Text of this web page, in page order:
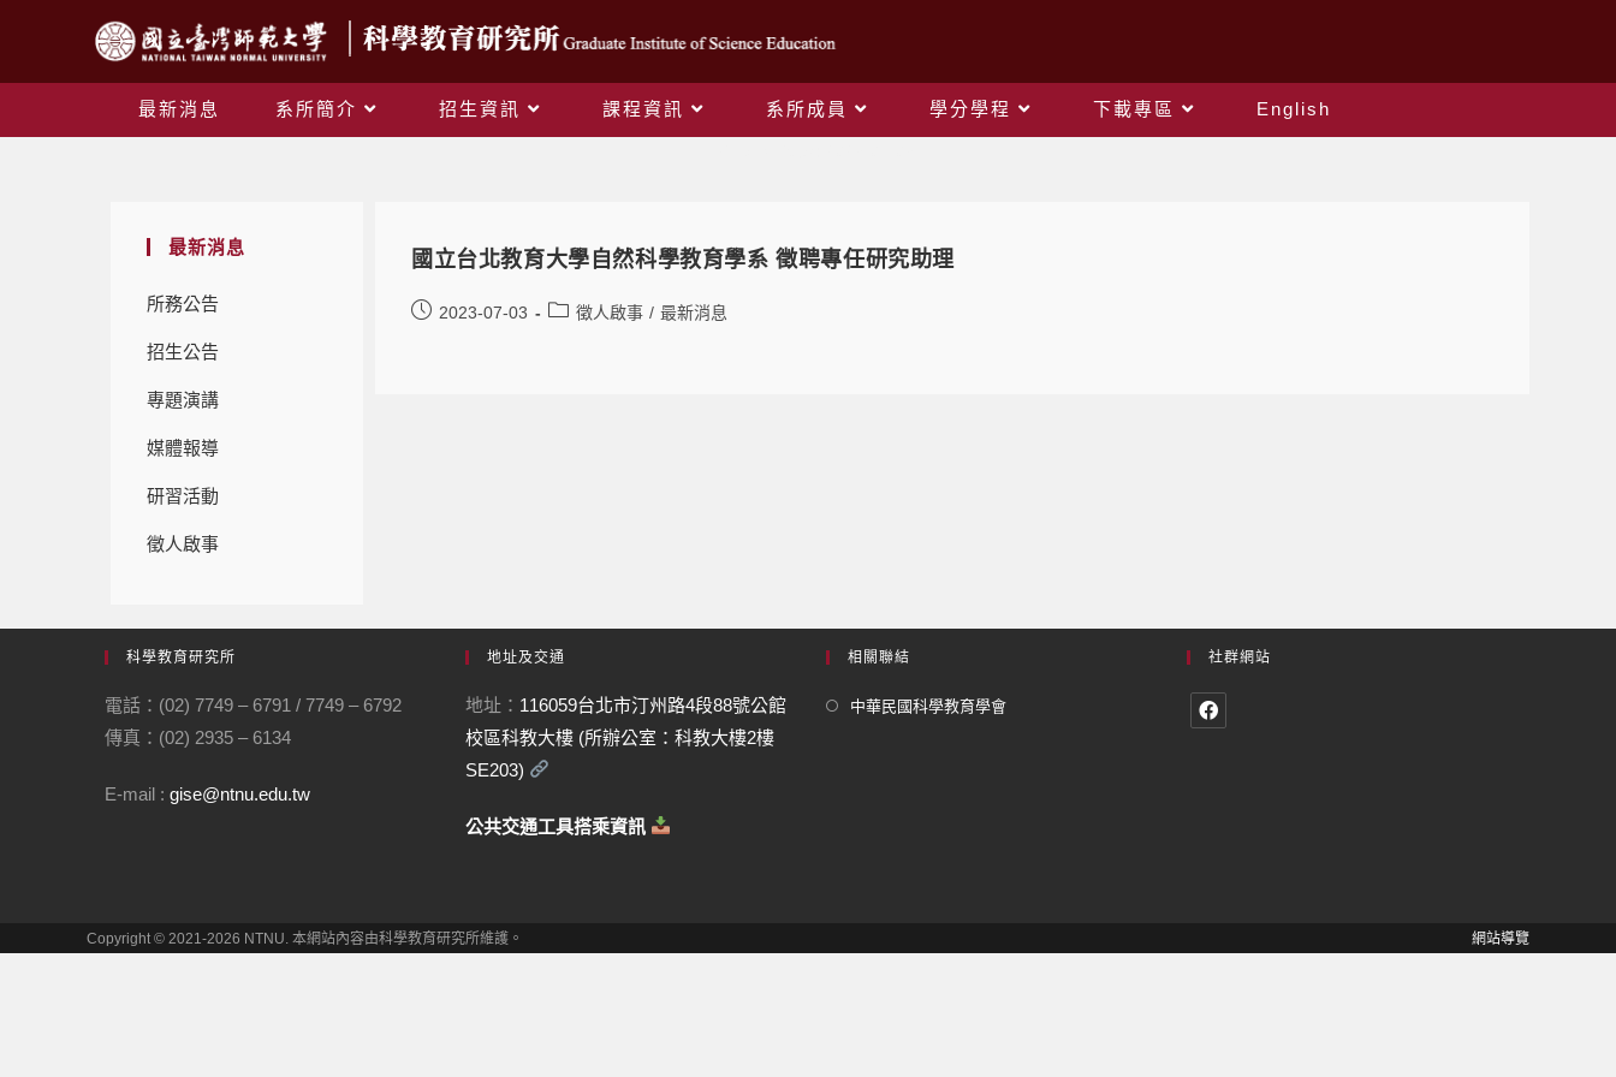
最新消息 系所簡介 招生資訊 課程資訊 系所成員 學分學程 下載專區 English
最新消息
所務公告
招生公告
專題演講
媒體報導
研習活動
徵人啟事
國立台北教育大學自然科學教育學系 徵聘專任研究助理
2023-07-03 徵人啟事 / 最新消息
科學教育研究所
電話：(02) 7749 – 6791 / 7749 – 6792
傳真：(02) 2935 – 6134
E-mail : gise@ntnu.edu.tw
地址及交通
地址： 116059台北市汀州路4段88號公館
校區科教大樓 (所辦公室：科教大樓2樓
SE203)
公共交通工具搭乘資訊
相關聯結
中華民國科學教育學會
社群網站
網站導覽
Copyright © 2021-2026 NTNU. 本網站內容由科學教育研究所維護。